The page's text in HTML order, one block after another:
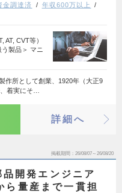
金調達済
年収600万以上
AT, CVT等）
製品＞ マニ
作所として創業、1920年（大正9
着実にそ…
詳細へ
掲載期間 26/08/07～26/08/20
開発エンジニア
ら量産まで一貫担